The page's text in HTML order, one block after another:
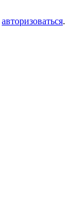
авторизоваться.